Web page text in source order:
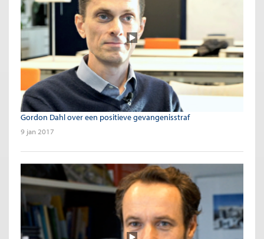
Gordon Dahl over een positieve gevangenisstraf
9 jan 2017